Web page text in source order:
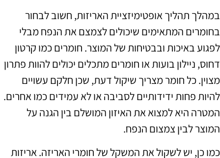
במהלך תהליך אופטימיזציית האריזות, חשוב לבחור
בחומרים המתאימים שיכולים לצמצם את הנפח מבלי
לפגוע באיכות ובבטיחות של המוצר. חומרים כמו קרטון
דחוס, ניילון בועות או חומרים מתכלים יכולים להוות פתרון
מצוין. כל חומר מצריך שיקול דעת, שכן חלקם עשויים
להיות פחות ידידותיים לסביבה או לא עמידים כמו אחרים.
המטרה היא למצוא את האיזון המושלם בין הגנה על
המוצר לבין צמצום הנפח.
כמו כן, יש לשקול את המשקל של חומרי האריזה. אריזות